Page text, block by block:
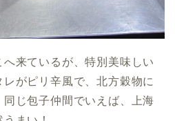
来ているが、特別美味しい
がピリ辛風で、北方穀物に
じ包子仲間でいえば、上海